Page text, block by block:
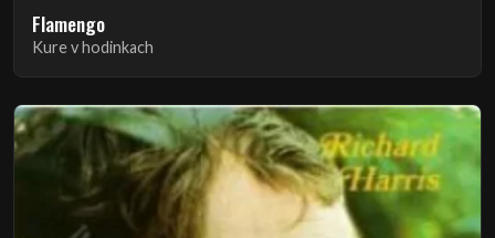
Flamengo
Kure v hodinkach